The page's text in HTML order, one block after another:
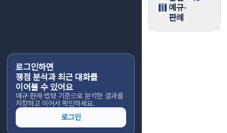
로그인하면
쟁점 분석과 최근 대화를
이어볼 수 있어요
예규·판례·법령 기준으로 분석한 결과를
저장하고 이어서 확인하세요.
로그인
예규·
판례